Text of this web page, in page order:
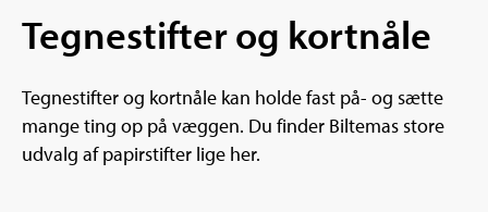
Tegnestifter og kortnåle
Tegnestifter og kortnåle kan holde fast på- og sætte
mange ting op på væggen. Du finder Biltemas store
udvalg af papirstifter lige her.